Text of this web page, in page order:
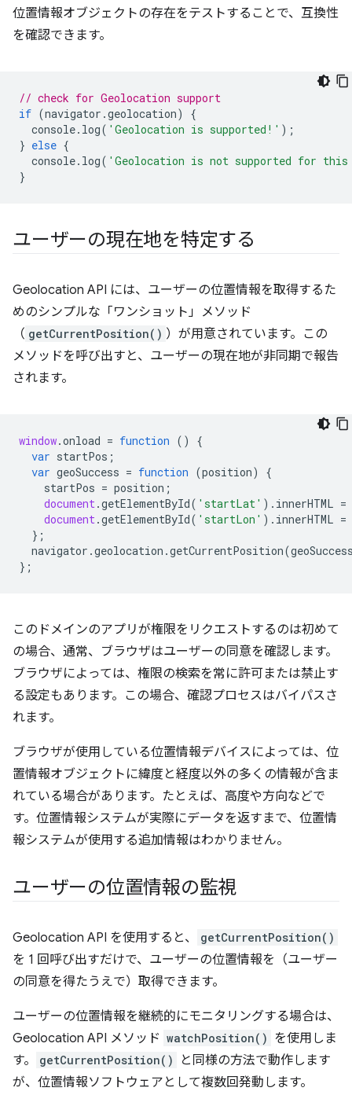
位置情報オブジェクトの存在をテストすることで、互換性
を確認できます。
// check for Geolocation support
if (navigator .geolocation)
{
console. log( 'Geolocation is supported!' );
} else {
console. log( 'Geolocation is not supported for this
}
ユーザーの現在地を特定する
Geolocation API には、ユーザーの位置情報を取得するた
めのシンプルな「ワンショット」メソッド
（ getCurrentPosition() ）が用意されています。この
メソッドを呼び出すと、ユーザーの現在地が非同期で報告
されます。
window.onload = function ()
{
var startPos ;
var geoSuccess = function (position)
{
startPos = position ;
document .getElementById( 'startLat' ). innerHTML =
document .getElementById( 'startLon' ). innerHTML =
};
navigator .geolocation .getCurrentPosition(
};
このドメインのアプリが権限をリクエストするのは初めて
の場合、通常、ブラウザはユーザーの同意を確認します。
ブラウザによっては、権限の検索を常に許可または禁止す
る設定もあります。この場合、確認プロセスはバイパスさ
れます。
ブラウザが使用している位置情報デバイスによっては、位
置情報オブジェクトに緯度と経度以外の多くの情報が含ま
れている場合があります。たとえば、高度や方向などで
す。位置情報システムが実際にデータを返すまで、位置情
報システムが使用する追加情報はわかりません。
ユーザーの位置情報の監視
Geolocation API を使用すると、 getCurrentPosition()
を 1 回呼び出すだけで、ユーザーの位置情報を（ユーザー
の同意を得たうえで）取得できます。
ユーザーの位置情報を継続的にモニタリングする場合は、
Geolocation API メソッド watchPosition() を使用しま
す。
getCurrentPosition()
と同様の方法で動作します
が、位置情報ソフトウェアとして複数回発動します。